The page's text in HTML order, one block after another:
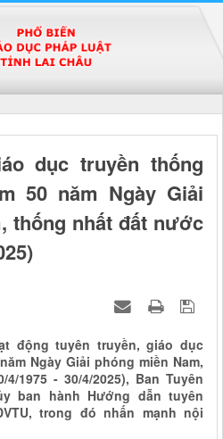
dục truyền thống
50 năm Ngày Giải
thống nhất đất nước
động tuyên truyền, giáo dục
Ngày Giải phóng miền Nam,
1975 - 30/4/2025), Ban Tuyên
ban hành Hướng dẫn tuyên
trong đó nhấn mạnh nội